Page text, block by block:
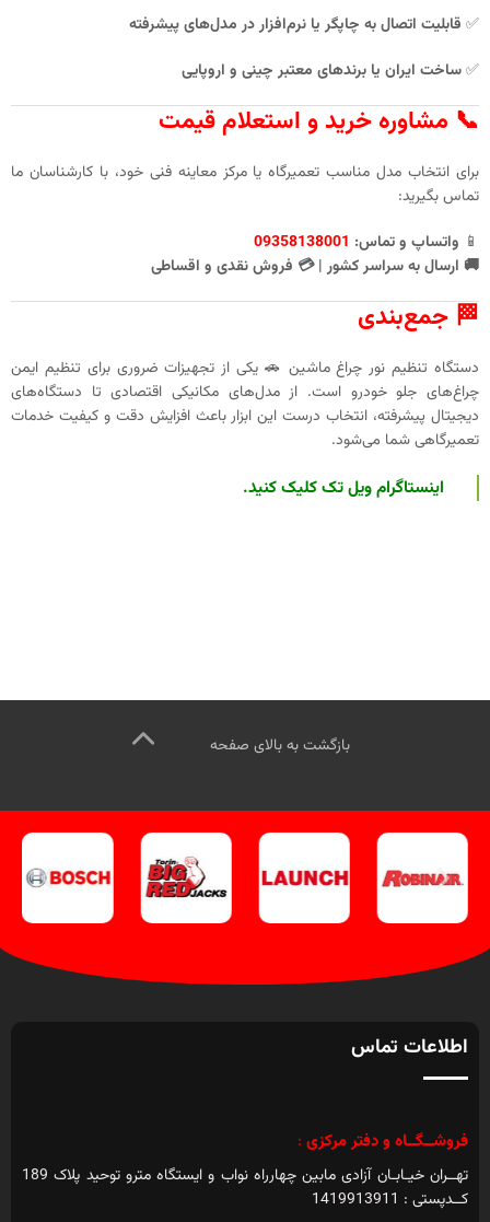
✅ قابلیت اتصال به چاپگر یا نرم‌افزار در مدل‌های پیشرفته
✅ساخت ایران یا برندهای معتبر چینی و اروپایی
📞 مشاوره خرید و استعلام قیمت
برای انتخاب مدل مناسب تعمیرگاه یا مرکز معاینه فنی خود، با کارشناسان ما
تماس بگیرید:
📱 واتساپ و تماس: 09358138001
🚚 ارسال به سراسر کشور | 💳 فروش نقدی و اقساطی
🏁 جمع‌بندی
دستگاه تنظیم نور چراغ ماشین 🚗 یکی از تجهیزات ضروری برای تنظیم ایمن
چراغ‌های جلو خودرو است. از مدل‌های مکانیکی اقتصادی تا دستگاه‌های
دیجیتال پیشرفته، انتخاب درست این ابزار باعث افزایش دقت و کیفیت خدمات
تعمیرگاهی شما می‌شود.
اینستاگرام ویل تک کلیک کنید.
بازگشت به بالای صفحه
اطلاعات تماس
فروشــگــاه و دفتر مرکزی :
تهــران خیـابـان آزادی مابین چهارراه نواب و ایستگاه مترو توحید پلاک 189
کــدپستی : 1419913911